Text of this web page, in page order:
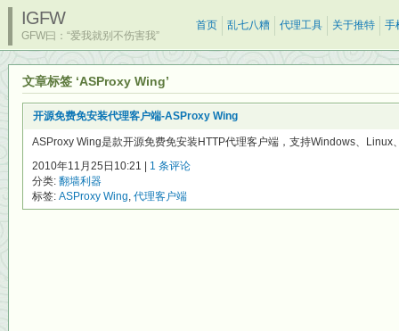
IGFW
GFW曰：“爱我就别不伤害我”
首页 乱七八糟 代理工具 关于推特 手
文章标签 ‘ASProxy Wing’
开源免费免安装代理客户端-ASProxy Wing
ASProxy Wing是款开源免费免安装HTTP代理客户端，支持Windows、
2010年11月25日10:21 | 1 条评论
分类: 翻墙利器
标签: ASProxy Wing, 代理客户端